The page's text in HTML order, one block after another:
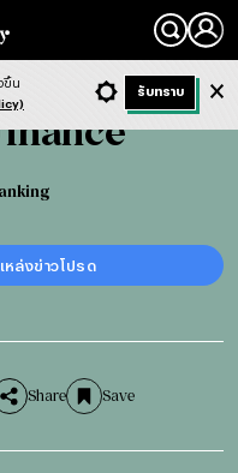
Search
and Banking
ล่งข่าวโปรด
Share Save
Dark ฟังข่าว
ขึ้น
รับทราบ